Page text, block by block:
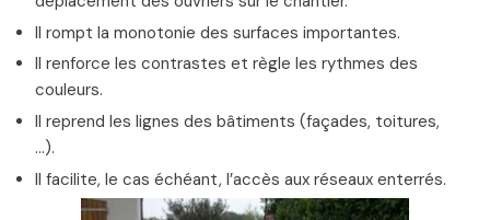
Il rompt la monotonie des surfaces importantes.
Il renforce les contrastes et règle les rythmes des
couleurs.
Il reprend les lignes des bâtiments (façades, toitures,
…).
Il facilite, le cas échéant, l’accès aux réseaux enterrés.